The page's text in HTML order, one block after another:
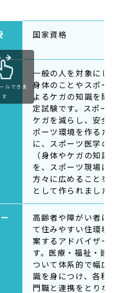
国家資格
一般の人を対象にし
身体のことやスポー
よるケガの知識を問
定試験です。スポー
ケガを減らし、安全
ポーツ環境を作るた
に、スポーツ医学の
（身体やケガの知識
を、スポーツ現場に
方々に広めることを
として作られました
高齢者や障がい者に
て住みやすい住環境
案するアドバイザー
す。医療・福祉・建
ついて体系的で幅広
識を身につけ、各種
門職と連携をとりな
ルできま
す